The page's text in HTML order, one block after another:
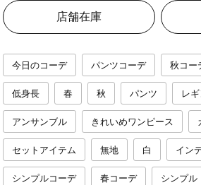
店舗在庫
今日のコーデ パンツコーデ 秋コー
低身長 春 秋 パンツ レ
アンサンブル きれいめワンピース
セットアイテム 無地 白 イン
シンプルコーデ 春コーデ シンプル